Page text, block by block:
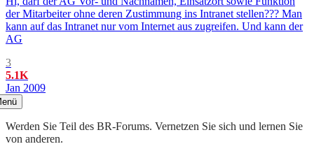
der Mitarbeiter ohne deren Zustimmung ins Intranet stellen??? Man
kann auf das Intranet nur vom Internet aus zugreifen. Und kann der
AG
3
5.1K
Jan 2009
Werden Sie Teil des BR-Forums. Vernetzen Sie sich und lernen Sie
von anderen.